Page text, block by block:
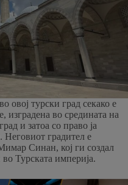
овој турски град секако е
изградена во средината на
и затоа со право ја
Неговиот градител е
Синан, кој ги создал
Турската империја.